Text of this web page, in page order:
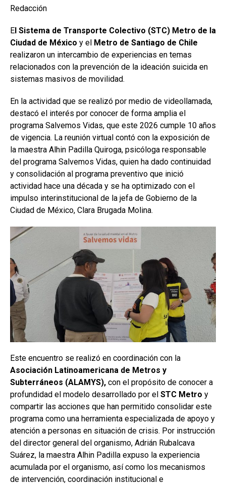
Redacción
E l Sistema de Transporte Colectivo (STC) Metro de la
Ciudad de México y el Metro de Santiago de Chile
realizaron un intercambio de experiencias en temas
relacionados con la prevención de la ideación suicida en
sistemas masivos de movilidad.
En la actividad que se realizó por medio de videollamada,
destacó el interés por conocer de forma amplia el
programa Salvemos Vidas, que este 2026 cumple 10 años
de vigencia. La reunión virtual contó con la exposición de
la maestra Alhin Padilla Quiroga, psicóloga responsable
del programa Salvemos Vidas, quien ha dado continuidad
y consolidación al programa preventivo que inició
actividad hace una década y se ha optimizado con el
impulso interinstitucional de la jefa de Gobierno de la
Ciudad de México, Clara Brugada Molina.
Este encuentro se realizó en coordinación con la
Asociación Latinoamericana de Metros y
Subterráneos (ALAMYS), con el propósito de conocer a
profundidad el modelo desarrollado por el STC Metro y
compartir las acciones que han permitido consolidar este
programa como una herramienta especializada de apoyo y
atención a personas en situación de crisis. Por instrucción
del director general del organismo, Adrián Rubalcava
Suárez, la maestra Alhin Padilla expuso la experiencia
acumulada por el organismo, así como los mecanismos
de intervención, coordinación institucional e